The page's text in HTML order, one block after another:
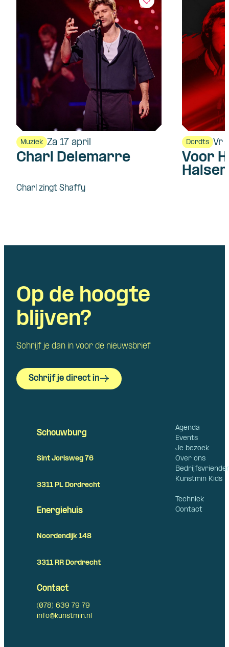
Muziek Za 17 april
Charl Delemarre
Charl zingt Shaffy
Dordts Vr
Voor
Op de hoogte
blijven?
Schrijf je dan in voor de nieuwsbrief
Schrijf je direct in
Agenda
Events
Je bezoek
Over ons
Kunstmin Kids
Techniek
Contact
Schouwburg
Sint Jorisweg 76
3311 PL Dordrecht
Energiehuis
Noordendijk 148
3311 RR Dordrecht
Contact
(078) 639 79 79
info@kunstmin.nl